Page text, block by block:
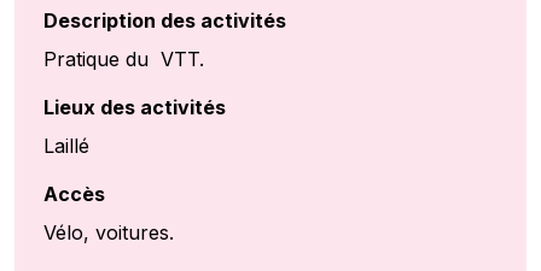
Description des activités
Pratique du VTT.
Lieux des activités
Laillé
Accès
Vélo, voitures.